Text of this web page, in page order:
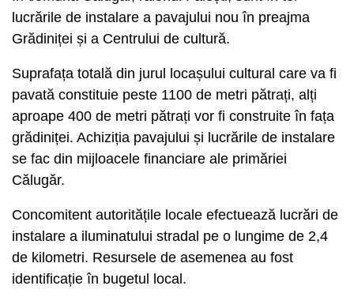
lucrările de instalare a pavajului nou în preajma
Grădiniței și a Centrului de cultură.
Suprafața totală din jurul locașului cultural care va fi
pavată constituie peste 1100 de metri pătrați, alți
aproape 400 de metri pătrați vor fi construite în fața
grădiniței. Achiziția pavajului și lucrările de instalare
se fac din mijloacele financiare ale primăriei
Călugăr.
Concomitent autoritățile locale efectuează lucrări de
instalare a iluminatului stradal pe o lungime de 2,4
de kilometri. Resursele de asemenea au fost
identificație în bugetul local.